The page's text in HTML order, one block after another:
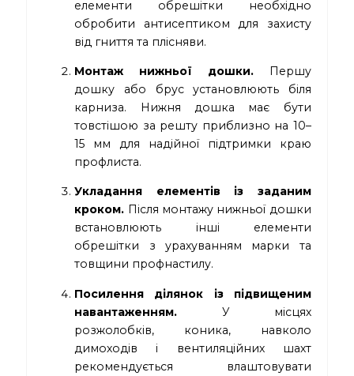
елементи обрешітки необхідно
обробити антисептиком для захисту
від гниття та плісняви.
Монтаж нижньої дошки.Першу
дошку або брус установлюють біля
карниза. Нижня дошка має бути
товстішою за решту приблизно на 10–
15 мм для надійної підтримки краю
профлиста.
Укладання елементів із заданим
кроком. Після монтажу нижньої дошки
встановлюють інші елементи
обрешітки з урахуванням марки та
товщини профнастилу.
Посилення ділянок із підвищеним
навантаженням. У місцях
розжолобків, коника, навколо
димоходів і вентиляційних шахт
рекомендується влаштовувати